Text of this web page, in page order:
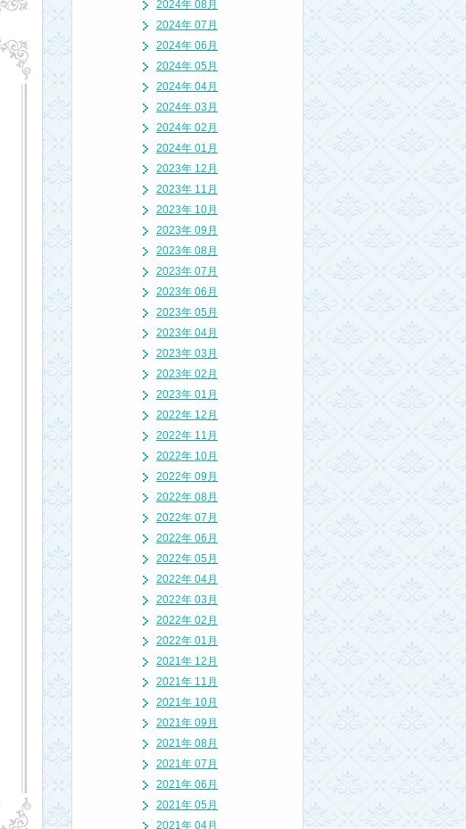
2024年 08月
2024年 07月
2024年 06月
2024年 05月
2024年 04月
2024年 03月
2024年 02月
2024年 01月
2023年 12月
2023年 11月
2023年 10月
2023年 09月
2023年 08月
2023年 07月
2023年 06月
2023年 05月
2023年 04月
2023年 03月
2023年 02月
2023年 01月
2022年 12月
2022年 11月
2022年 10月
2022年 09月
2022年 08月
2022年 07月
2022年 06月
2022年 05月
2022年 04月
2022年 03月
2022年 02月
2022年 01月
2021年 12月
2021年 11月
2021年 10月
2021年 09月
2021年 08月
2021年 07月
2021年 06月
2021年 05月
2021年 04月